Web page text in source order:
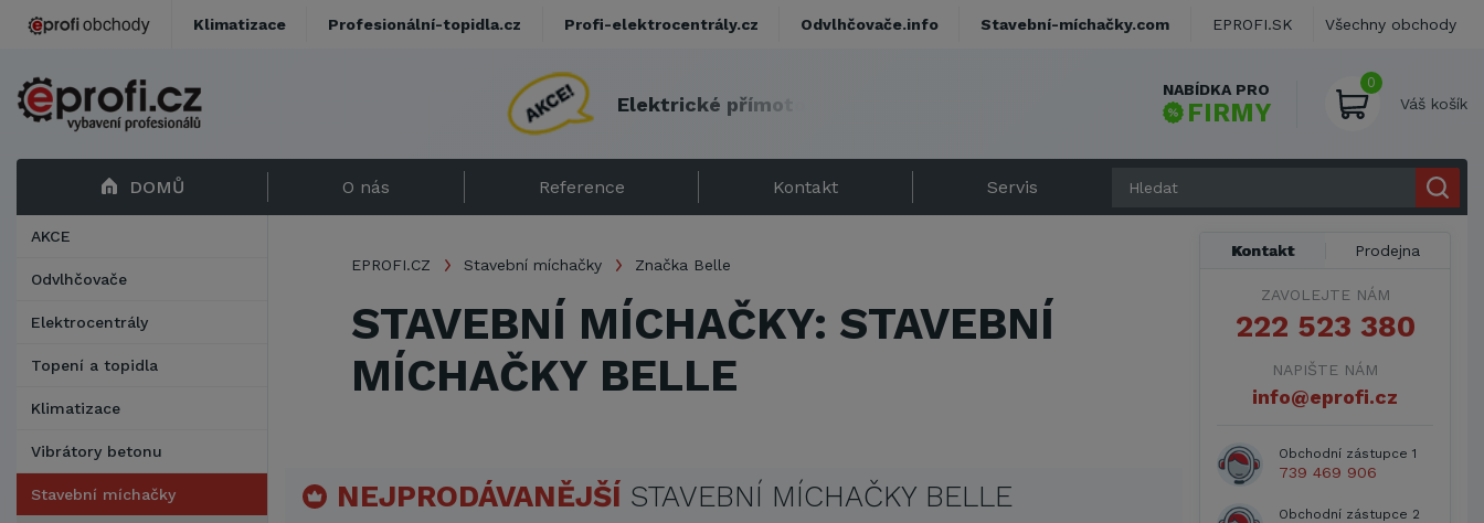
Elektrické přímo
NABÍDKA PRO
FIRMY
0
Váš košík
DOMŮ O nás Reference Kontakt Servis
AKCE
Odvlhčovače
Elektrocentrály
Topení a topidla
Klimatizace
Vibrátory betonu
Stavební míchačky
EPROFI.CZ Stavební míchačky Značka Belle
STAVEBNÍ MÍCHAČKY: STAVEBNÍ
MÍCHAČKY BELLE
NEJPRODÁVANĚJŠÍ STAVEBNÍ MÍCHAČKY BELLE
Kontakt Prodejna
ZAVOLEJTE NÁM
222 523 380
NAPIŠTE NÁM
info@eprofi.cz
Obchodní zástupce 1
739 469 906
Obchodní zástupce 2
Klimatizace Profesionální-topidla.cz Profi-elektrocentrály.cz Odvlhčovače.info Stavební-míchačky.com EPROFI.SK Všechny obchody